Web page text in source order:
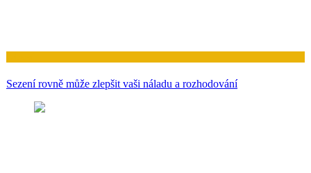
Sezení rovně může zlepšit vaši náladu a rozhodování